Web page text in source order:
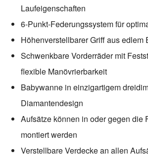
Laufeigenschaften
6-Punkt-Federungssystem für
Höhenverstellbarer Griff aus edlem
Schwenkbare Vorderräder mit
flexible Manövrierbarkeit
Babywanne in einzigartigem
Diamantendesign
Aufsätze können in oder gegen die
montiert werden
Verstellbare Verdecke an allen